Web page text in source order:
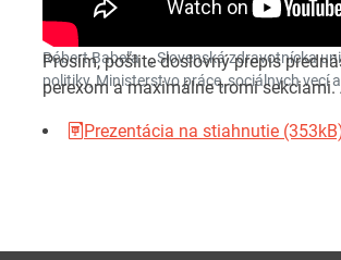
Róbert Babeľa - , Slovenská zdravotnícka
politiky, Ministerstvo práce, sociálnych vecí
Prosím, pošlite doslovný prepis
perexom a maximálne tromi
Prezentácia na stiahnutie